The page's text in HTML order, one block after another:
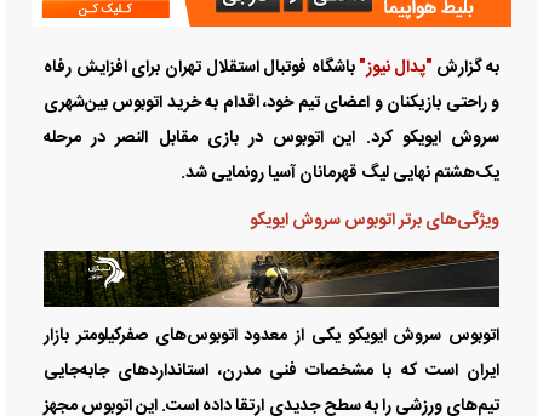
به گزارش"پدال نیوز"باشگاه فوتبال استقلال تهران برای افزایش رفاه
و راحتی بازیکنان و اعضای تیم خود، اقدام به خرید اتوبوس بین‌شهری
سروش ایویکو کرد. این اتوبوس در بازی مقابل النصر در مرحله
یک‌هشتم نهایی لیگ قهرمانان آسیا رونمایی شد.
ویژگی‌های برتر اتوبوس سروش ایویکو
اتوبوس سروش ایویکو یکی از معدود اتوبوس‌های صفرکیلومتر بازار
ایران است که با مشخصات فنی مدرن، استانداردهای جابه‌جایی
تیم‌های ورزشی را به سطح جدیدی ارتقا داده است. این اتوبوس مجهز